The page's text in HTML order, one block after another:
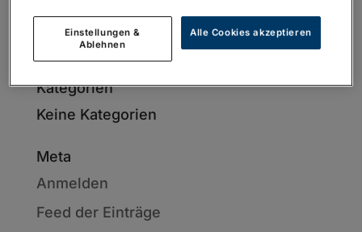
Archiv
Kategorien
Keine Kategorien
Meta
Anmelden
Feed der Einträge
Einstellungen &
Ablehnen
Alle Cookies akzeptieren